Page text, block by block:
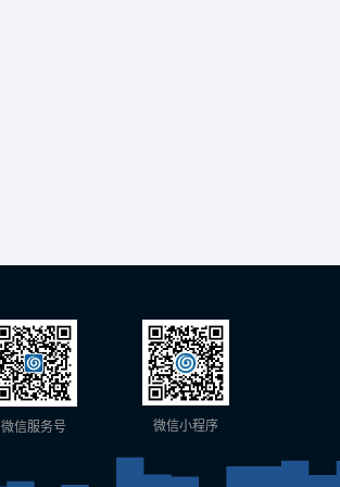
微信小程序
微信服务号